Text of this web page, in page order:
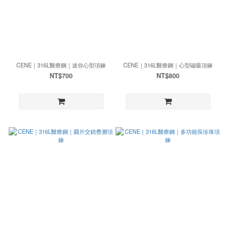
CENE｜316L醫療鋼｜迷你心型項鍊
NT$700
CENE｜316L醫療鋼｜心型磁吸項鍊
NT$800